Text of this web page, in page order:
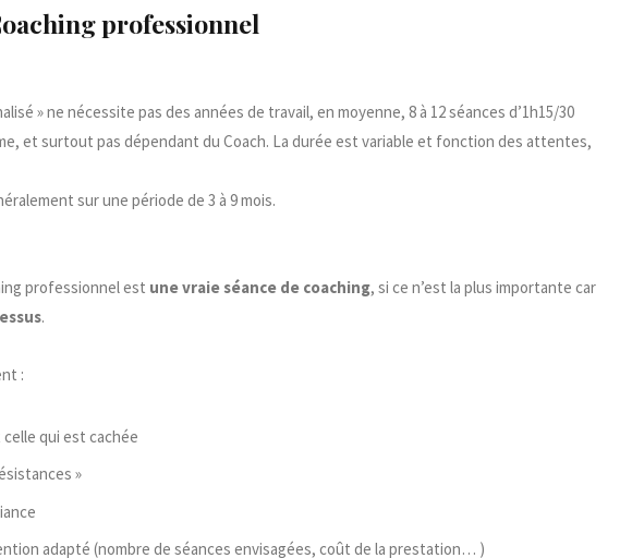
professionnel
» ne nécessite pas des années de travail, en moyenne, 8 à 12 séances d’1h15/30
et surtout pas dépendant du Coach. La durée est variable et fonction des attentes,
sur une période de 3 à 9 mois.
professionnel est une vraie séance de coaching, si ce n’est la plus importante car
.
:
qui est cachée
»
adapté (nombre de séances envisagées, coût de la prestation… )